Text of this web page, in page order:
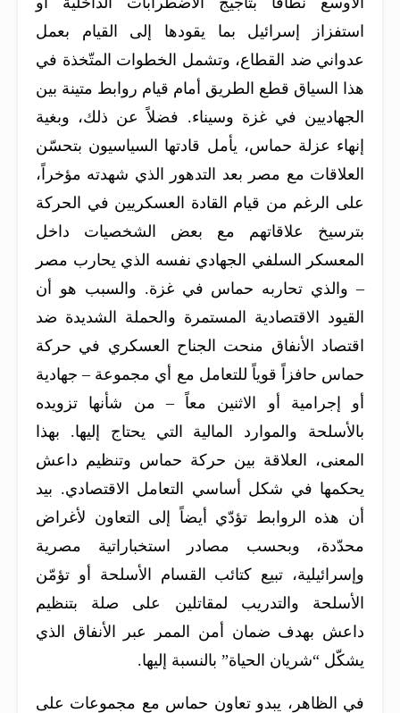
استفزاز إسرائيل بما يقودها إلى القيام بعمل
عدواني ضد القطاع، وتشمل الخطوات المتّخذة في
هذا السياق قطع الطريق أمام قيام روابط متينة بين
الجهاديين في غزة وسيناء. فضلاً عن ذلك، وبغية
إنهاء عزلة حماس، يأمل قادتها السياسيون بتحسّن
العلاقات مع مصر بعد التدهور الذي شهدته مؤخراً،
على الرغم من قيام القادة العسكريين في الحركة
بترسيخ علاقاتهم مع بعض الشخصيات داخل
المعسكر السلفي الجهادي نفسه الذي يحارب مصر
– والذي تحاربه حماس في غزة. والسبب هو أن
القيود الاقتصادية المستمرة والحملة الشديدة ضد
اقتصاد الأنفاق منحت الجناح العسكري في حركة
حماس حافزاً قوياً للتعامل مع أي مجموعة – جهادية
أو إجرامية أو الاثنين معاً – من شأنها تزويده
بالأسلحة والموارد المالية التي يحتاج إليها. بهذا
المعنى، العلاقة بين حركة حماس وتنظيم داعش
يحكمها في شكل أساسي التعامل الاقتصادي. بيد
أن هذه الروابط تؤدّي أيضاً إلى التعاون لأغراض
محدّدة، وبحسب مصادر استخباراتية مصرية
وإسرائيلية، تبيع كتائب القسام الأسلحة أو تؤمّن
الأسلحة والتدريب لمقاتلين على صلة بتنظيم
داعش بهدف ضمان أمن الممر عبر الأنفاق الذي
يشكّل “شريان الحياة” بالنسبة إليها.
في الظاهر، يبدو تعاون حماس مع مجموعات على